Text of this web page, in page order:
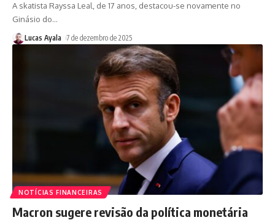
A skatista Rayssa Leal, de 17 anos, destacou-se novamente no
Ginásio do…
Lucas Ayala 7 de dezembro de 2025
NOTÍCIAS FINANCEIRAS
Macron sugere revisão da política monetária